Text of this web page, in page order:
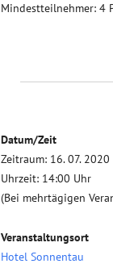
Mindestteilnehmer: 4
Datum/Zeit
Zeitraum: 16. 07. 2020
Uhrzeit: 14:00 Uhr
(Bei mehrtägigen
Veranstaltungsort
Hotel Sonnentau